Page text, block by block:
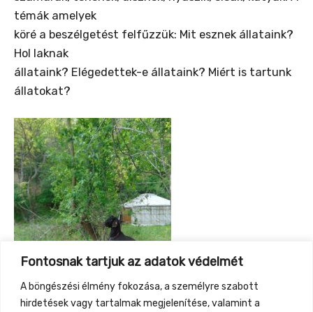
Fontosnak tartjuk az adatok védelmét
A böngészési élmény fokozása, a személyre szabott
hirdetések vagy tartalmak megjelenítése, valamint a
témák amelyek
köré a beszélgetést felfűzzük: Mit esznek állataink?
Hol laknak
állataink? Elégedettek-e állataink? Miért is tartunk
állatokat?